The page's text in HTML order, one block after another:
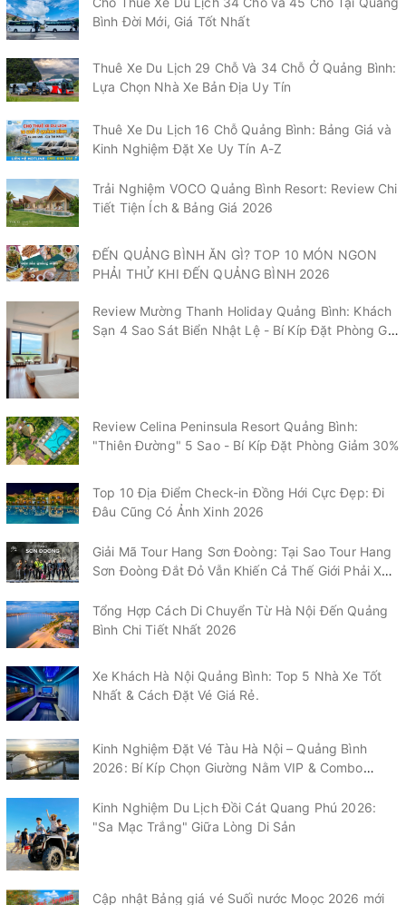
Bình Đời Mới, Giá Tốt Nhất
Thuê Xe Du Lịch 29 Chỗ Và 34 Chỗ Ở Quảng Bình:
Lựa Chọn Nhà Xe Bản Địa Uy Tín
Thuê Xe Du Lịch 16 Chỗ Quảng Bình: Bảng Giá và
Kinh Nghiệm Đặt Xe Uy Tín A-Z
Trải Nghiệm VOCO Quảng Bình Resort: Review Chi
Tiết Tiện Ích & Bảng Giá 2026
ĐẾN QUẢNG BÌNH ĂN GÌ? TOP 10 MÓN NGON
PHẢI THỬ KHI ĐẾN QUẢNG BÌNH 2026
Review Mường Thanh Holiday Quảng Bình: Khách
Sạn 4 Sao Sát Biển Nhật Lệ - Bí Kíp Đặt Phòng Giá
Review Celina Peninsula Resort Quảng Bình:
"Thiên Đường" 5 Sao - Bí Kíp Đặt Phòng Giảm 30%
Top 10 Địa Điểm Check-in Đồng Hới Cực Đẹp: Đi
Đâu Cũng Có Ảnh Xinh 2026
Giải Mã Tour Hang Sơn Đoòng: Tại Sao Tour Hang
Sơn Đoòng Đắt Đỏ Vẫn Khiến Cả Thế Giới Phải Xếp
Tổng Hợp Cách Di Chuyển Từ Hà Nội Đến Quảng
Bình Chi Tiết Nhất 2026
Xe Khách Hà Nội Quảng Bình: Top 5 Nhà Xe Tốt
Nhất & Cách Đặt Vé Giá Rẻ.
Kinh Nghiệm Đặt Vé Tàu Hà Nội – Quảng Bình
2026: Bí Kíp Chọn Giường Nằm VIP & Combo
Kinh Nghiệm Du Lịch Đồi Cát Quang Phú 2026:
"Sa Mạc Trắng" Giữa Lòng Di Sản
Cập nhật Bảng giá vé Suối nước Moọc 2026 mới